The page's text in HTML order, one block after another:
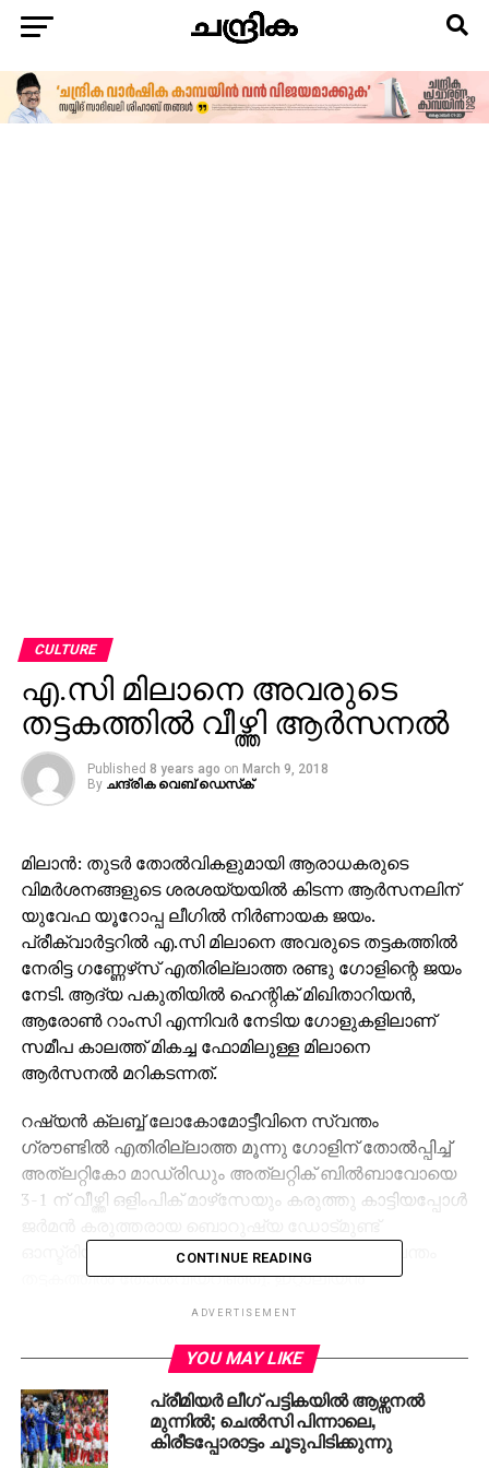
CULTURE
എ.സി മിലാനെ അവരുടെ
തട്ടകത്തില്‍ വീഴ്ത്തി ആര്‍സനല്‍
Published 8 years ago on March 9, 2018
By ചന്ദ്രിക വെബ് ഡെസ്‌ക്‌
മിലാന്‍: തുടര്‍ തോല്‍വികളുമായി ആരാധകരുടെ
വിമര്‍ശനങ്ങളുടെ ശരശയ്യയില്‍ കിടന്ന ആര്‍സനലിന്
യുവേഫ യൂറോപ്പ ലീഗില്‍ നിര്‍ണായക ജയം.
പ്രീക്വാര്‍ട്ടറില്‍ എ.സി മിലാനെ അവരുടെ തട്ടകത്തില്‍
നേരിട്ട ഗണ്ണേഴ്‌സ് എതിരില്ലാത്ത രണ്ടു ഗോളിന്റെ ജയം
നേടി. ആദ്യ പകുതിയില്‍ ഹെന്റിക് മിഖിതാറിയന്‍,
ആരോണ്‍ റാംസി എന്നിവര്‍ നേടിയ ഗോളുകളിലാണ്
സമീപ കാലത്ത് മികച്ച ഫോമിലുള്ള മിലാനെ
ആര്‍സനല്‍ മറികടന്നത്.
റഷ്യന്‍ ക്ലബ്ബ് ലോകോമോട്ടീവിനെ സ്വന്തം
ഗ്രൗണ്ടില്‍ എതിരില്ലാത്ത മൂന്നു ഗോളിന് തോല്‍പ്പിച്ച്
അത്‌ലറ്റികോ മാഡ്രിഡും അത്‌ലറ്റിക് ബില്‍ബാവോയെ
3-1 ന് വീഴ്ത്തി ഒളിംപിക് മാഴ്‌സേയും കരുത്തു കാട്ടിയപ്പോള്‍
ഓസ്ട്രിയന്‍ ക്ലബ്ബായ സല്‍സ്ബര്‍ഗിനോട് സ്വന്തം
തട്ടകത്തില്‍ തോല്‍വിയറിഞ്ഞു. ഇറ്റാലിയന്‍
കരുത്തരായ ലാസിയോയെ ഡൈനാമോ കീവ് 2-2
⏰ RESULTS ⏰
CONTINUE READING
ADVERTISEMENT
YOU MAY LIKE
പ്രീമിയര്‍ ലീഗ് പട്ടികയില്‍ ആഴ്സനല്‍
മുന്നില്‍; ചെല്‍സി പിന്നാലെ,
കിരീടപ്പോരാട്ടം ചൂടുപിടിക്കുന്നു